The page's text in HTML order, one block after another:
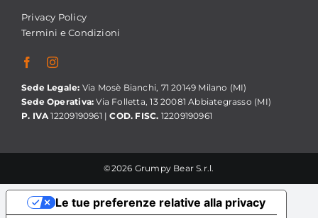
Privacy Policy
Termini e Condizioni
Sede Legale: Via Mosè Bianchi, 71 20149 Milano (MI)
Sede Operativa: Via Folletta, 13 20081 Abbiategrasso (MI)
P. IVA 12209190961 |COD. FISC. 12209190961
©2026 Grumpy Bear S.r.l.
Le tue preferenze relative alla privacy